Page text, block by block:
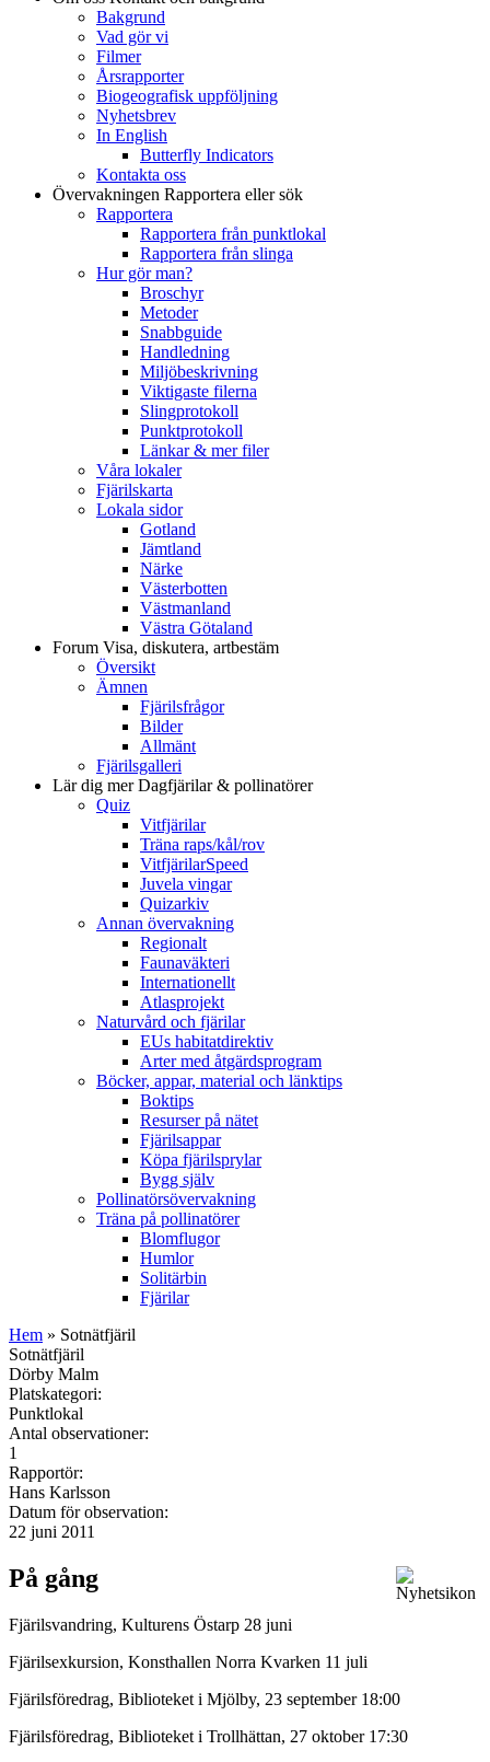
Bakgrund
Vad gör vi
Filmer
Årsrapporter
Biogeografisk uppföljning
Nyhetsbrev
In English
Butterfly Indicators
Kontakta oss
Övervakningen Rapportera eller sök
Rapportera
Rapportera från punktlokal
Rapportera från slinga
Hur gör man?
Broschyr
Metoder
Snabbguide
Handledning
Miljöbeskrivning
Viktigaste filerna
Slingprotokoll
Punktprotokoll
Länkar & mer filer
Våra lokaler
Fjärilskarta
Lokala sidor
Gotland
Jämtland
Närke
Västerbotten
Västmanland
Västra Götaland
Forum Visa, diskutera, artbestäm
Översikt
Ämnen
Fjärilsfrågor
Bilder
Allmänt
Fjärilsgalleri
Lär dig merDagfjärilar & pollinatörer
Quiz
Vitfjärilar
Träna raps/kål/rov
VitfjärilarSpeed
Juvela vingar
Quizarkiv
Annan övervakning
Regionalt
Faunaväkteri
Internationellt
Atlasprojekt
Naturvård och fjärilar
EUs habitatdirektiv
Arter med åtgärdsprogram
Böcker, appar, material och länktips
Boktips
Resurser på nätet
Fjärilsappar
Köpa fjärilsprylar
Bygg själv
Pollinatörsövervakning
Träna på pollinatörer
Blomflugor
Humlor
Solitärbin
Fjärilar
Hem » Sotnätfjäril
Sotnätfjäril
Dörby Malm
Platskategori:
Punktlokal
Antal observationer:
1
Rapportör:
Hans Karlsson
Datum för observation:
22 juni 2011
På gång
Fjärilsvandring, Kulturens Östarp 28 juni
Fjärilsexkursion, Konsthallen Norra Kvarken 11 juli
Fjärilsföredrag, Biblioteket i Mjölby, 23 september 18:00
Fjärilsföredrag, Biblioteket i Trollhättan, 27 oktober 17:30